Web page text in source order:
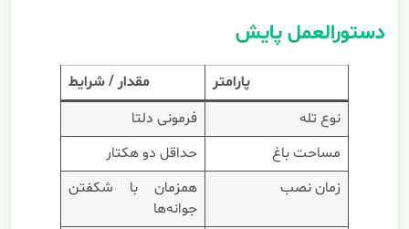
دستورالعمل پایش
پارامتر
مقدار / شرایط
نوع تله
فرمونی دلتا
مساحت باغ
حداقل دو هکتار
زمان نصب
همزمان با شکفتن
جوانه‌ها